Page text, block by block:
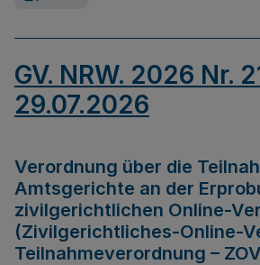
GV. NRW. 2026 Nr.
29.07.2026
Verordnung über die
Amtsgerichte an der
zivilgerichtlichen Online-
(Zivilgerichtliches-Online-
Teilnahmeverordnung –